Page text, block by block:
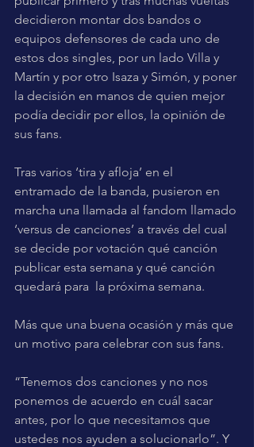
decidieron montar dos bandos o
equipos defensores de cada uno de
estos dos singles, por un lado Villa y
Martín y por otro Isaza y Simón, y poner
la decisión en manos de quien mejor
podía decidir por ellos, la opinión de
sus fans.
Tras varios ‘tira y afloja’ en el
entramado de la banda, pusieron en
marcha una llamada al fandom llamado
‘versus de canciones’ a través del cual
se decide por votación qué canción
publicar esta semana y qué canción
quedará para  la próxima semana.
Más que una buena ocasión y más que
un motivo para celebrar con sus fans.
“Tenemos dos canciones y no nos
ponemos de acuerdo en cuál sacar
antes, por lo que necesitamos que
ustedes nos ayuden a solucionarlo”. Y